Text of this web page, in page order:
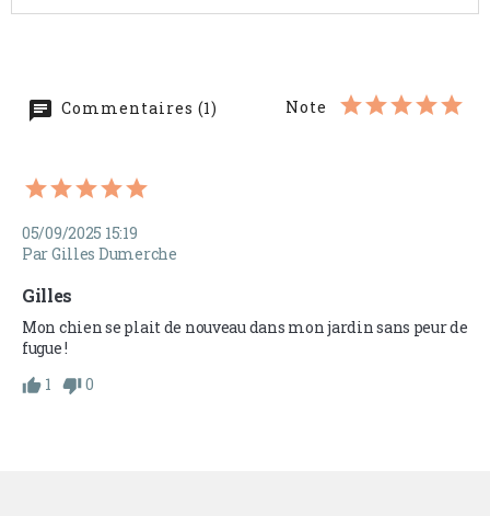
Commentaires (1) Note
05/09/2025 15:19
Par Gilles Dumerche
Gilles
Mon chien se plait de nouveau dans mon jardin sans peur de
fugue !
1
0